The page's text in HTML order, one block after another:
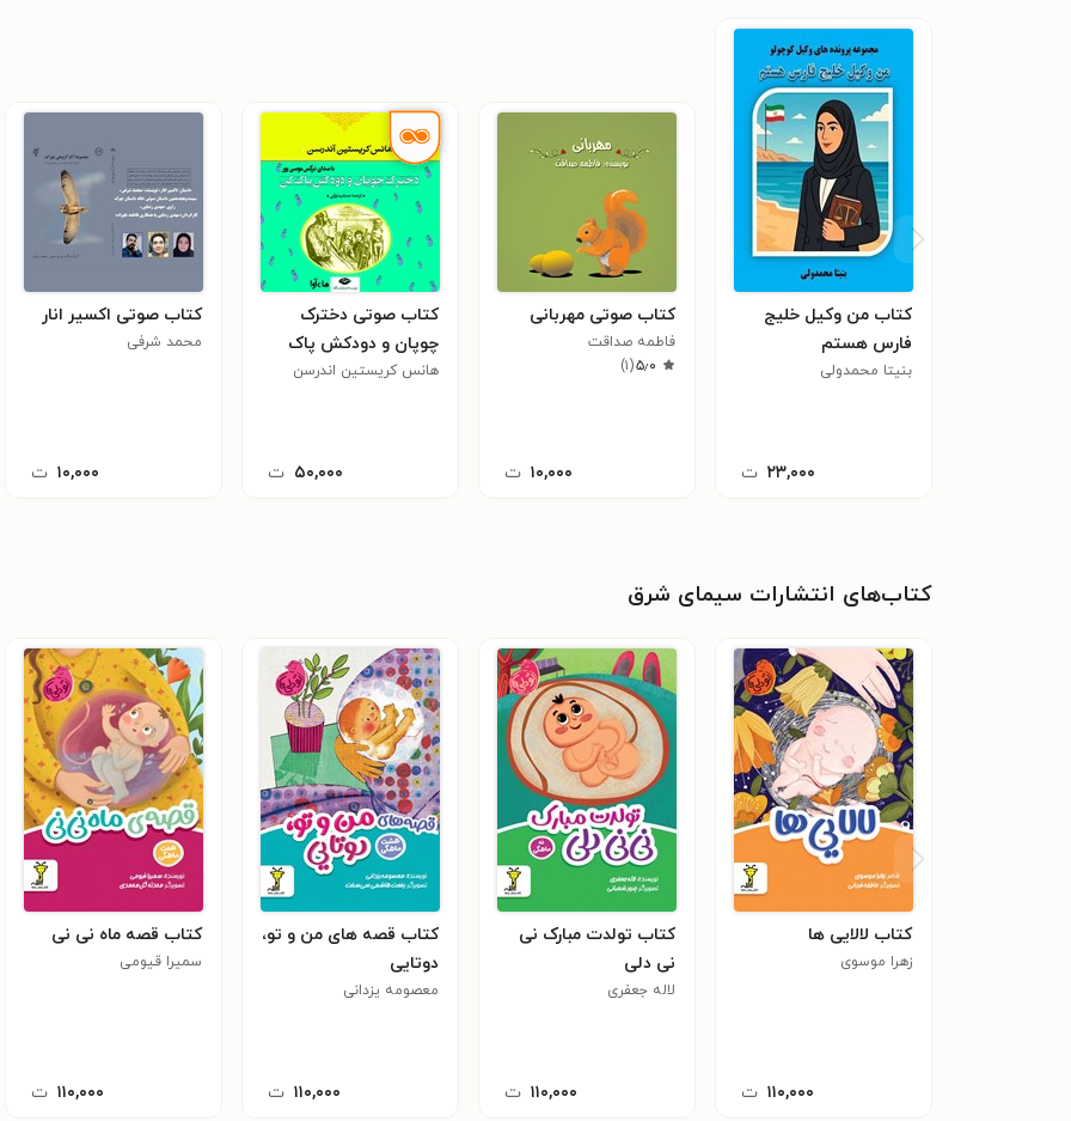
کتاب من وکیل خلیج
فارس هستم
بنیتا محمدولی
۲۳,۰۰۰ ت
کتاب صوتی مهربانی
فاطمه صداقت
۵٫۰(۱)
۱۰,۰۰۰ ت
کتاب صوتی دخترک
چوپان و دودکش پاک
کن
هانس کریستین اندرسن
۵۰,۰۰۰ ت
کتاب صوتی اکسیر انار
محمد شرفی
۱۰,۰۰۰ ت
کتاب‌های انتشارات سیمای شرق
کتاب لالایی ها
زهرا موسوی
۱۱۰,۰۰۰ ت
کتاب تولدت مبارک نی
نی دلی
لاله جعفری
۱۱۰,۰۰۰ ت
کتاب قصه های من و تو،
دوتایی
معصومه یزدانی
۱۱۰,۰۰۰ ت
کتاب قصه ماه نی نی
سمیرا قیومی
۱۱۰,۰۰۰ ت